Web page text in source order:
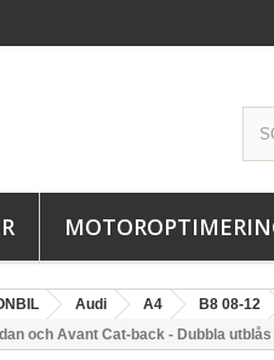
Audi A4 B8 08-12
och Avant Cat-back - Dubbla